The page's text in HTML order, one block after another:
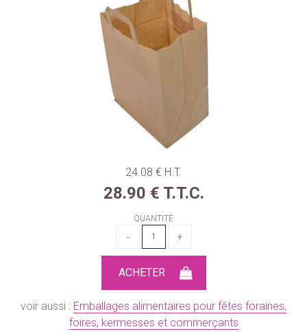
24.08 € H.T.
28.90 € T.T.C.
QUANTITÉ
voir aussi : Emballages alimentaires pour fêtes foraines,
foires, kermesses et commerçants